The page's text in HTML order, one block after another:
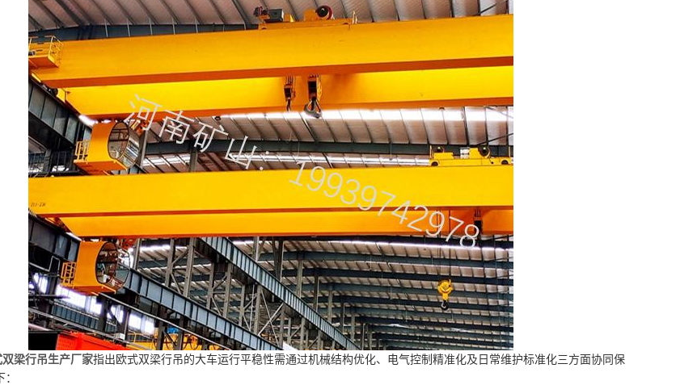
梁行吊生产厂家指出欧式双梁行吊的大车运行平稳性需通过机械结构优化、电气控制精准化及日常维护标准化三方面协同保